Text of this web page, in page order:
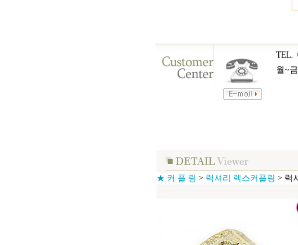
TEL.
월~
★ 커 플 링 > 럭셔리 렉스커플링 > 럭